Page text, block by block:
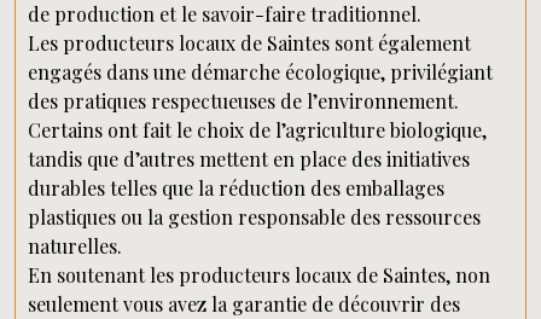
de production et le savoir-faire traditionnel.
Les producteurs locaux de Saintes sont également
engagés dans une démarche écologique, privilégiant
des pratiques respectueuses de l’environnement.
Certains ont fait le choix de l’agriculture biologique,
tandis que d’autres mettent en place des initiatives
durables telles que la réduction des emballages
plastiques ou la gestion responsable des ressources
naturelles.
En soutenant les producteurs locaux de Saintes, non
seulement vous avez la garantie de découvrir des